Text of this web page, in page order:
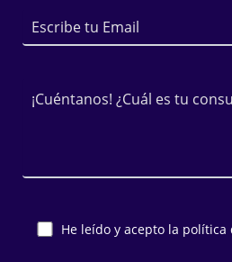
He leído y acepto la política